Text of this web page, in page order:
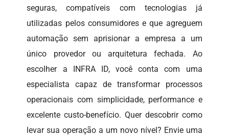
seguras, compatíveis com tecnologias já
utilizadas pelos consumidores e que agreguem
automação sem aprisionar a empresa a um
único provedor ou arquitetura fechada. Ao
escolher a INFRA ID, você conta com uma
especialista capaz de transformar processos
operacionais com simplicidade, performance e
excelente custo-benefício. Quer descobrir como
levar sua operação a um novo nível? Envie uma